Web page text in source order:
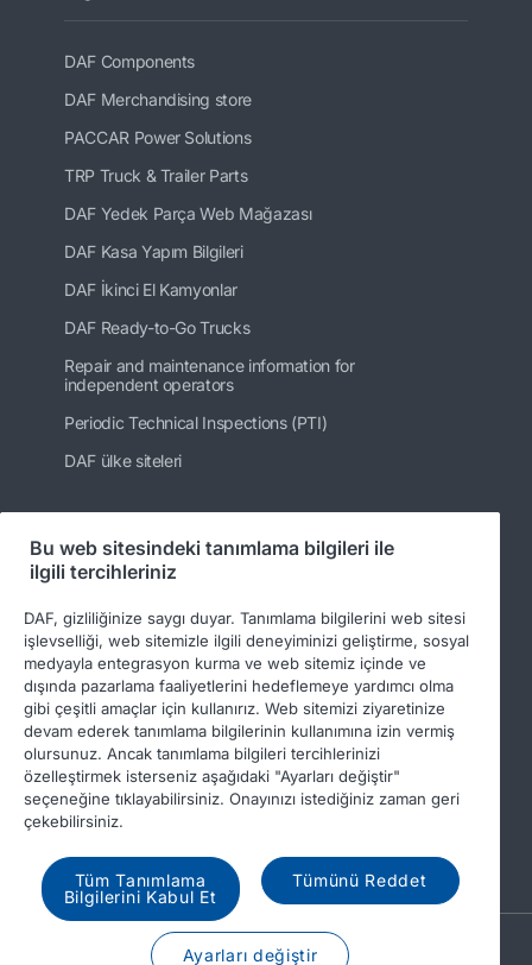
DAF Components
DAF Merchandising store
PACCAR Power Solutions
TRP Truck & Trailer Parts
DAF Yedek Parça Web Mağazası
DAF Kasa Yapım Bilgileri
DAF İkinci El Kamyonlar
DAF Ready-to-Go Trucks
Repair and maintenance information for
independent operators
Periodic Technical Inspections (PTI)
DAF ülke siteleri
Bizi takip edin
© 2026 DAF Legal notice
Privacy statement
Income Tax Report
A PACCAR COMPANY
Bu web sitesindeki tanımlama bilgileri ile
ilgili tercihleriniz
DAF, gizliliğinize saygı duyar. Tanımlama bilgilerini web sitesi
işlevselliği, web sitemizle ilgili deneyiminizi geliştirme, sosyal
medyayla entegrasyon kurma ve web sitemiz içinde ve
dışında pazarlama faaliyetlerini hedeflemeye yardımcı olma
gibi çeşitli amaçlar için kullanırız. Web sitemizi ziyaretinize
devam ederek tanımlama bilgilerinin kullanımına izin vermiş
olursunuz. Ancak tanımlama bilgileri tercihlerinizi
özelleştirmek isterseniz aşağıdaki "Ayarları değiştir"
seçeneğine tıklayabilirsiniz. Onayınızı istediğiniz zaman geri
çekebilirsiniz.
Tüm Tanımlama
Bilgilerini Kabul Et
Tümünü Reddet
Ayarları değiştir